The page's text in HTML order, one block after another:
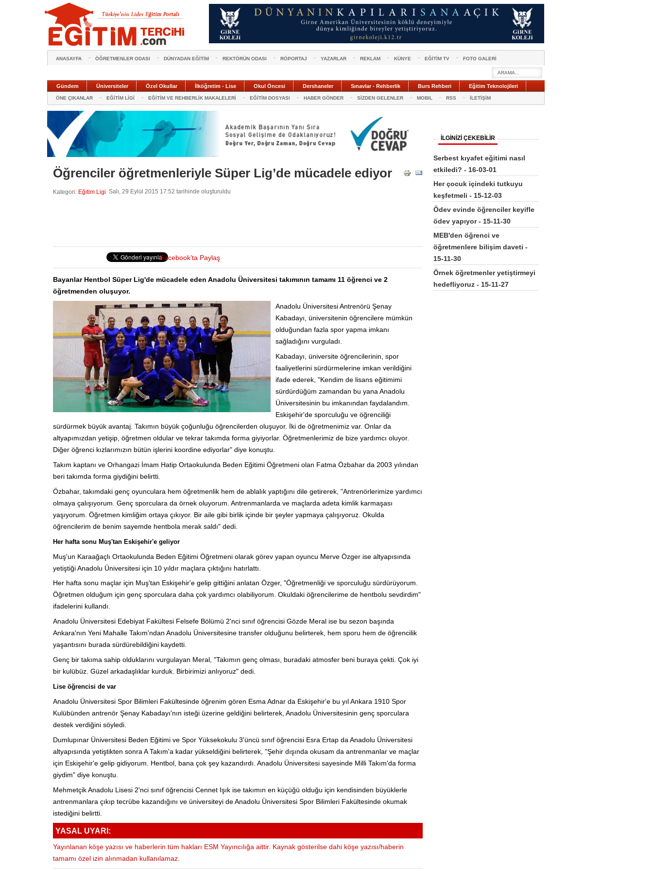
ANASAYFA ÖĞRETMENLER ODASI DÜNYADAN EĞİTİM REKTÖRÜN ODASI RÖPORTAJ YAZARLAR REKLAM KÜNYE EĞİTİM TV FOTO GALERİ
Gündem Üniversiteler Özel Okullar İlköğretim - Lise Okul Öncesi Dershaneler Sınavlar - Rehberlik Burs Rehberi Eğitim Teknolojileri
ÖNE ÇIKANLAR EĞİTİM LİGİ EĞİTİM VE REHBERLİK MAKALELERİ EĞİTİM DOSYASI HABER GÖNDER SİZDEN GELENLER MOBIL RSS İLETİŞİM
Öğrenciler öğretmenleriyle Süper Lig’de mücadele ediyor
Kategori: Eğitim Ligi Salı, 29 Eylül 2015 17:52 tarihinde oluşturuldu
Facebook'ta Paylaş
Bayanlar Hentbol Süper Lig'de mücadele eden Anadolu Üniversitesi takımının tamamı 11 öğrenci ve 2
öğretmenden oluşuyor.
Anadolu Üniversitesi Antrenörü Şenay
Kabadayı, üniversitenin öğrencilere mümkün
olduğundan fazla spor yapma imkanı
sağladığını vurguladı.
Kabadayı, üniversite öğrencilerinin, spor
faaliyetlerini sürdürmelerine imkan verildiğini
ifade ederek, "Kendim de lisans eğitimimi
sürdürdüğüm zamandan bu yana Anadolu
Üniversitesinin bu imkanından faydalandım.
Eskişehir'de sporculuğu ve öğrenciliği
sürdürmek büyük avantaj. Takımın büyük çoğunluğu öğrencilerden oluşuyor. İki de öğretmenimiz var. Onlar da
altyapımızdan yetişip, öğretmen oldular ve tekrar takımda forma giyiyorlar. Öğretmenlerimiz de bize yardımcı oluyor.
Diğer öğrenci kızlarımızın bütün işlerini koordine ediyorlar" diye konuştu.
Takım kaptanı ve Orhangazi İmam Hatip Ortaokulunda Beden Eğitimi Öğretmeni olan Fatma Özbahar da 2003 yılından
beri takımda forma giydiğini belirtti.
Özbahar, takımdaki genç oyunculara hem öğretmenlik hem de ablalık yaptığını dile getirerek, "Antrenörlerimize yardımcı
olmaya çalışıyorum. Genç sporculara da örnek oluyorum. Antrenmanlarda ve maçlarda adeta kimlik karmaşası
yaşıyorum. Öğretmen kimliğim ortaya çıkıyor. Bir aile gibi birlik içinde bir şeyler yapmaya çalışıyoruz. Okulda
öğrencilerim de benim sayemde hentbola merak saldı" dedi.
Her hafta sonu Muş'tan Eskişehir'e geliyor
Muş'un Karaağaçlı Ortaokulunda Beden Eğitimi Öğretmeni olarak görev yapan oyuncu Merve Özger ise altyapısında
yetiştiği Anadolu Üniversitesi için 10 yıldır maçlara çıktığını hatırlattı.
Her hafta sonu maçlar için Muş'tan Eskişehir'e gelip gittiğini anlatan Özger, "Öğretmenliği ve sporculuğu sürdürüyorum.
Öğretmen olduğum için genç sporculara daha çok yardımcı olabiliyorum. Okuldaki öğrencilerime de hentbolu sevdirdim"
ifadelerini kullandı.
Anadolu Üniversitesi Edebiyat Fakültesi Felsefe Bölümü 2'nci sınıf öğrencisi Gözde Meral ise bu sezon başında
Ankara'nın Yeni Mahalle Takım'ndan Anadolu Üniversitesine transfer olduğunu belirterek, hem sporu hem de öğrencilik
yaşantısını burada sürdürebildiğini kaydetti.
Genç bir takıma sahip olduklarını vurgulayan Meral, "Takımın genç olması, buradaki atmosfer beni buraya çekti. Çok iyi
bir kulübüz. Güzel arkadaşlıklar kurduk. Birbirimizi anlıyoruz" dedi.
Lise öğrencisi de var
Anadolu Üniversitesi Spor Bilimleri Fakültesinde öğrenim gören Esma Adnar da Eskişehir'e bu yıl Ankara 1910 Spor
Kulübünden antrenör Şenay Kabadayı'nın isteği üzerine geldiğini belirterek, Anadolu Üniversitesinin genç sporculara
destek verdiğini söyledi.
Dumlupınar Üniversitesi Beden Eğitimi ve Spor Yüksekokulu 3'üncü sınıf öğrencisi Esra Ertap da Anadolu Üniversitesi
altyapısında yetiştikten sonra A Takım'a kadar yükseldiğini belirterek, "Şehir dışında okusam da antrenmanlar ve maçlar
için Eskişehir'e gelip gidiyorum. Hentbol, bana çok şey kazandırdı. Anadolu Üniversitesi sayesinde Milli Takım'da forma
giydim" diye konuştu.
Mehmetçik Anadolu Lisesi 2'nci sınıf öğrencisi Cennet Işık ise takımın en küçüğü olduğu için kendisinden büyüklerle
antrenmanlara çıkıp tecrübe kazandığını ve üniversiteyi de Anadolu Üniversitesi Spor Bilimleri Fakültesinde okumak
istediğini belirtti.
YASAL UYARI:
Yayınlanan köşe yazısı ve haberlerin tüm hakları ESM Yayıncılığa aittir. Kaynak gösterilse dahi köşe yazısı/haberin
tamamı özel izin alınmadan kullanılamaz.
İLGİNİZİ ÇEKEBİLİR
Serbest kıyafet eğitimi nasıl
etkiledi? - 16-03-01
Her çocuk içindeki tutkuyu
keşfetmeli - 15-12-03
Ödev evinde öğrenciler keyifle
ödev yapıyor - 15-11-30
MEB'den öğrenci ve
öğretmenlere bilişim daveti -
15-11-30
Örnek öğretmenler yetiştirmeyi
hedefliyoruz - 15-11-27